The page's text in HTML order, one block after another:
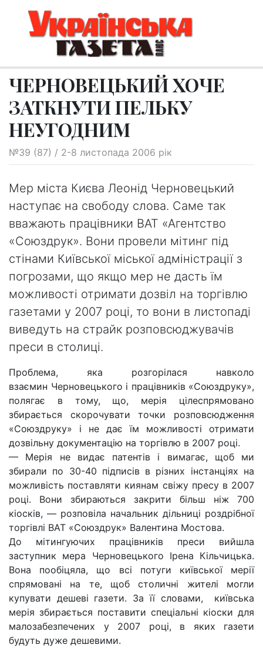
ЧЕРНОВЕЦЬКИЙ ХОЧЕ
ЗАТКНУТИ ПЕЛЬКУ
НЕУГОДНИМ
№39 (87) / 2-8 листопада 2006 рік
Мер міста Києва Леонід Черновецький
наступає на свободу слова. Саме так
вважають працівники ВАТ «Агентство
«Союздрук». Вони провели мітинг під
стінами Київської міської адміністрації з
погрозами, що якщо мер не дасть їм
можливості отримати дозвіл на торгівлю
газетами у 2007 році, то вони в листопаді
виведуть на страйк розповсюджувачів
преси в столиці.
Проблема, яка розгорілася навколо
взаємин Черновецького і працівників «Союздруку»,
полягає в тому, що, мерія цілеспрямовано
збирається скорочувати точки розповсюдження
«Союздруку» і не дає їм можливості отримати
дозвільну документацію на торгівлю в 2007 році.
— Мерія не видає патентів і вимагає, щоб ми
збирали по 30-40 підписів в різних інстанціях на
можливість поставляти киянам свіжу пресу в 2007
році. Вони збираються закрити більш ніж 700
кіосків, — розповіла начальник дільниці роздрібної
торгівлі ВАТ «Союздрук» Валентина Мостова.
До мітингуючих працівників преси вийшла
заступник мера Черновецького Ірена Кільчицька.
Вона пообіцяла, що всі потуги київської мерії
спрямовані на те, щоб столичні жителі могли
купувати дешеві газети. За її словами, київська
мерія збирається поставити спеціальні кіоски для
малозабезпечених у 2007 році, в яких газети
будуть дуже дешевими.